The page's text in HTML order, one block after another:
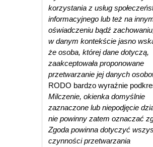
korzystania z usług
informacyjnego lub też na
oświadczeniu bądź
w danym kontekście jasno
że osoba, której dane dotyczą,
zaakceptowała proponowane
przetwarzanie jej danych
RODO bardzo wyraźnie
Milczenie, okienka domyślnie
zaznaczone lub niepodjęcie
nie powinny zatem oznaczać
Zgoda powinna dotyczyć
czynności przetwarzania